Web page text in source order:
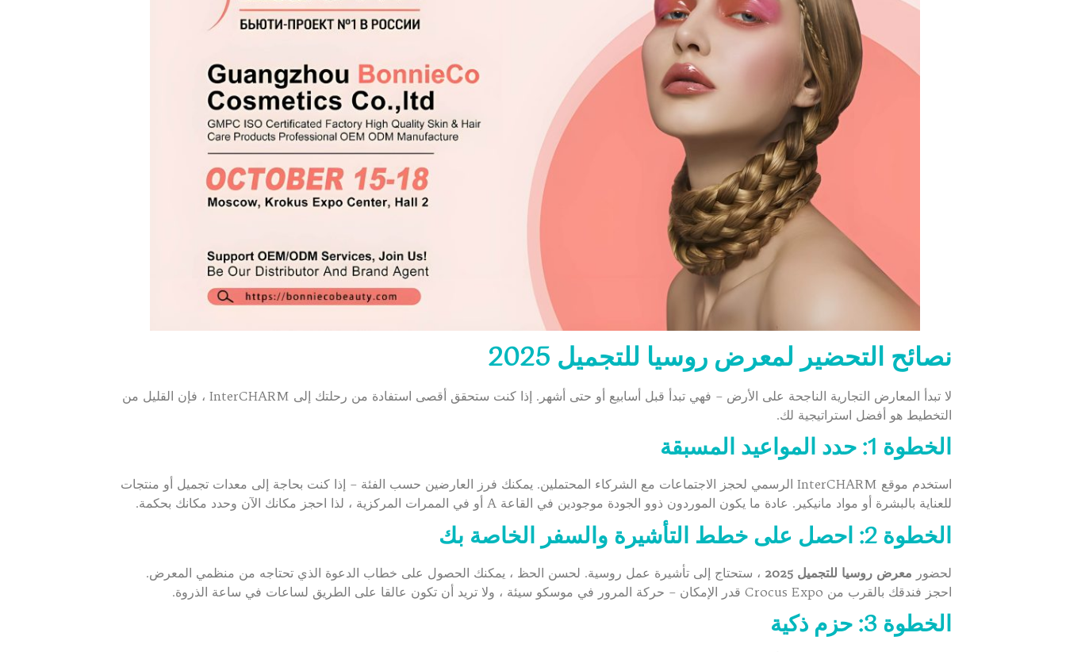
نصائح التحضير لمعرض روسيا للتجميل 2025
لا تبدأ المعارض التجارية الناجحة على الأرض – فهي تبدأ قبل أسابيع أو حتى أشهر. إذا كنت ستحقق أقصى استفادة من رحلتك إلى InterCHARM ، فإن القليل من
التخطيط هو أفضل استراتيجية لك.
الخطوة 1: حدد المواعيد المسبقة
استخدم موقع InterCHARM الرسمي لحجز الاجتماعات مع الشركاء المحتملين. يمكنك فرز العارضين حسب الفئة – إذا كنت بحاجة إلى معدات تجميل أو منتجات
للعناية بالبشرة أو مواد مانيكير. عادة ما يكون الموردون ذوو الجودة موجودين في القاعة A أو في الممرات المركزية ، لذا احجز مكانك الآن وحدد مكانك بحكمة.
الخطوة 2: احصل على خطط التأشيرة والسفر الخاصة بك
لحضور معرض روسيا للتجميل 2025
، ستحتاج إلى تأشيرة عمل روسية. لحسن الحظ ، يمكنك الحصول على خطاب الدعوة الذي تحتاجه من منظمي المعرض.
احجز فندقك بالقرب من Crocus Expo قدر الإمكان – حركة المرور في موسكو سيئة ، ولا تريد أن تكون عالقا على الطريق لساعات في ساعة الذروة.
الخطوة 3: حزم ذكية